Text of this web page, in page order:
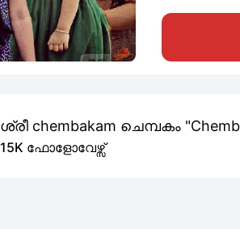
ശ്രീ chembakam ചെമ്പകം
15K ഫോളോവേഴ്സ്